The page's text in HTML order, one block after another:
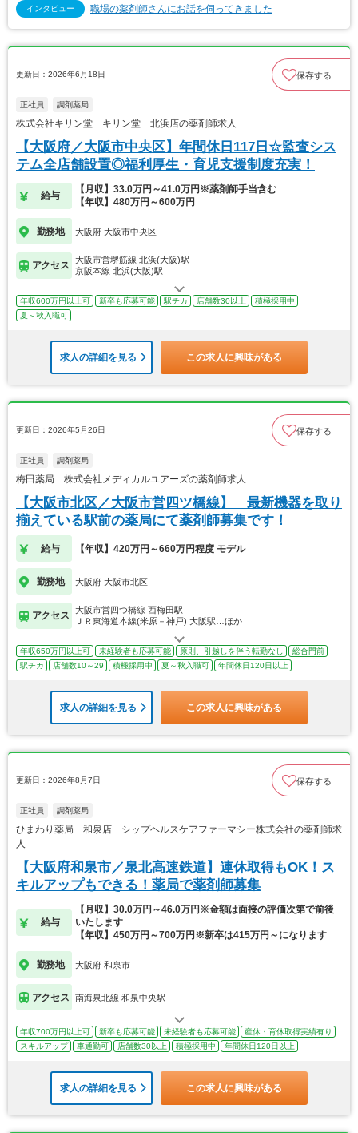
インタビュー 職場の薬剤師さんにお話を伺ってきました
更新日：2026年6月18日 保存する
正社員 調剤薬局
株式会社キリン堂 キリン堂 北浜店の薬剤師求人
【大阪府／大阪市中央区】年間休日117日☆監査シス
テム全店舗設置◎福利厚生・育児支援制度充実！
給与
【月収】33.0万円～41.0万円※薬剤師手当含む
【年収】480万円～600万円
勤務地 大阪府 大阪市中央区
アクセス
大阪市営堺筋線 北浜(大阪)駅
京阪本線 北浜(大阪)駅
年収600万円以上可 新卒も応募可能 駅チカ 店舗数30以上
積極採用中
夏～秋入職可
求人の詳細を見る この求人に興味がある
更新日：2026年5月26日 保存する
正社員 調剤薬局
梅田薬局 株式会社メディカルユアーズの薬剤師求人
【大阪市北区／大阪市営四ツ橋線】 最新機器を取り
揃えている駅前の薬局にて薬剤師募集です！
給与 【年収】420万円～660万円程度 モデル
勤務地 大阪府 大阪市北区
アクセス
大阪市営四つ橋線 西梅田駅
ＪＲ東海道本線(米原－神戸) 大阪駅…ほか
年収650万円以上可 未経験者も応募可能 原則、引越しを伴う転勤なし
総合門前
駅チカ
店舗数10～29 積極採用中 夏～秋入職可 年間休日120日以上
求人の詳細を見る この求人に興味がある
更新日：2026年8月7日 保存する
正社員 調剤薬局
ひまわり薬局 和泉店 シップヘルスケアファーマシー株式会社の薬剤師求
人
【大阪府和泉市／泉北高速鉄道】連休取得もOK！ス
キルアップもできる！薬局で薬剤師募集
給与
【月収】30.0万円～46.0万円※金額は面接の評価次第で前後
いたします
【年収】450万円～700万円※新卒は415万円～になります
勤務地 大阪府 和泉市
アクセス 南海泉北線 和泉中央駅
年収700万円以上可 新卒も応募可能 未経験者も応募可能
産休・育休取得実績有り
スキルアップ
車通勤可 店舗数30以上 積極採用中 年間休日120日以上
求人の詳細を見る この求人に興味がある